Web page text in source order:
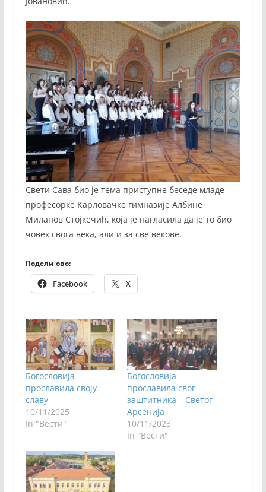
Свети Сава био је тема приступне беседе младе
професорке Карловачке гимназије Албине
Миланов Стојкечић, која је нагласила да је то био
човек свога века, али и за све векове.
Подели ово:
Facebook X
Богословија
прославила своју
славу
10/11/2025
In "Вести"
Богословија
прославила свог
заштитника – Светог
Арсенија
10/11/2023
In "Вести"